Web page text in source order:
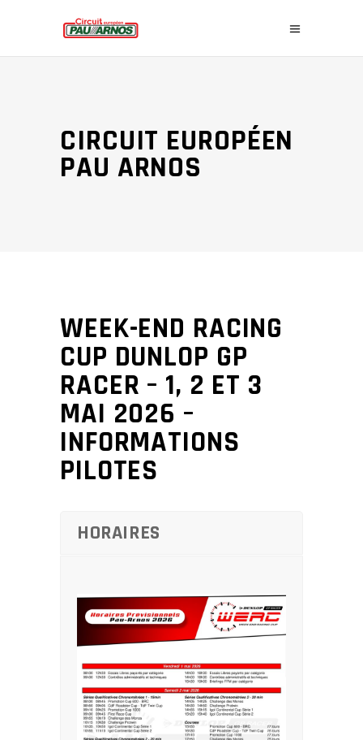
CIRCUIT EUROPÉEN
PAU ARNOS
WEEK-END RACING
CUP DUNLOP GP
RACER – 1, 2 ET 3
MAI 2026 –
INFORMATIONS
PILOTES
HORAIRES